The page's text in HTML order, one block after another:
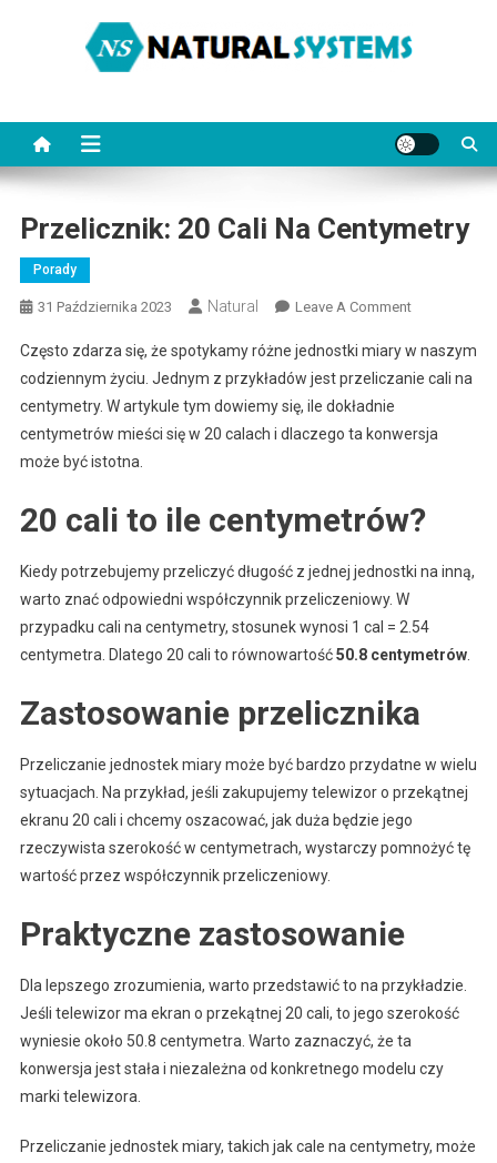
Przelicznik: 20 Cali Na Centymetry
Porady
31 Października 2023 Natural Leave A CommentOn
20
Cali
Centymetry
Często zdarza się, że spotykamy różne jednostki miary w naszym
codziennym życiu. Jednym z przykładów jest przeliczanie cali na
centymetry. W artykule tym dowiemy się, ile dokładnie
centymetrów mieści się w 20 calach i dlaczego ta konwersja
może być istotna.
20 cali to ile centymetrów?
Kiedy potrzebujemy przeliczyć długość z jednej jednostki na inną,
warto znać odpowiedni współczynnik przeliczeniowy. W
przypadku cali na centymetry, stosunek wynosi 1 cal = 2.54
centymetra. Dlatego 20 cali to równowartość50.8 centymetrów.
Zastosowanie przelicznika
Przeliczanie jednostek miary może być bardzo przydatne w wielu
sytuacjach. Na przykład, jeśli zakupujemy telewizor o przekątnej
ekranu 20 cali i chcemy oszacować, jak duża będzie jego
rzeczywista szerokość w centymetrach, wystarczy pomnożyć tę
wartość przez współczynnik przeliczeniowy.
Praktyczne zastosowanie
Dla lepszego zrozumienia, warto przedstawić to na przykładzie.
Jeśli telewizor ma ekran o przekątnej 20 cali, to jego szerokość
wyniesie około 50.8 centymetra. Warto zaznaczyć, że ta
konwersja jest stała i niezależna od konkretnego modelu czy
marki telewizora.
Przeliczanie jednostek miary, takich jak cale na centymetry, może